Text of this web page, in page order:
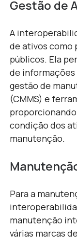
Gestão de
A
de ativos como
públicos. Ela
de informações
gestão de
(CMMS) e
condição dos
manutenção.
Para a
manutenção
várias marcas